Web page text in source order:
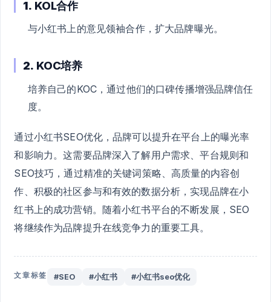
1. KOL合作
与小红书上的意见领袖合作，扩大品牌曝光。
2. KOC培养
培养自己的KOC，通过他们的口碑传播增强品牌信任
度。
通过小红书SEO优化，品牌可以提升在平台上的曝光率
和影响力。这需要品牌深入了解用户需求、平台规则和
SEO技巧，通过精准的关键词策略、高质量的内容创
作、积极的社区参与和有效的数据分析，实现品牌在小
红书上的成功营销。随着小红书平台的不断发展，SEO
将继续作为品牌提升在线竞争力的重要工具。
文章标签 #SEO #小红书 #小红书seo优化